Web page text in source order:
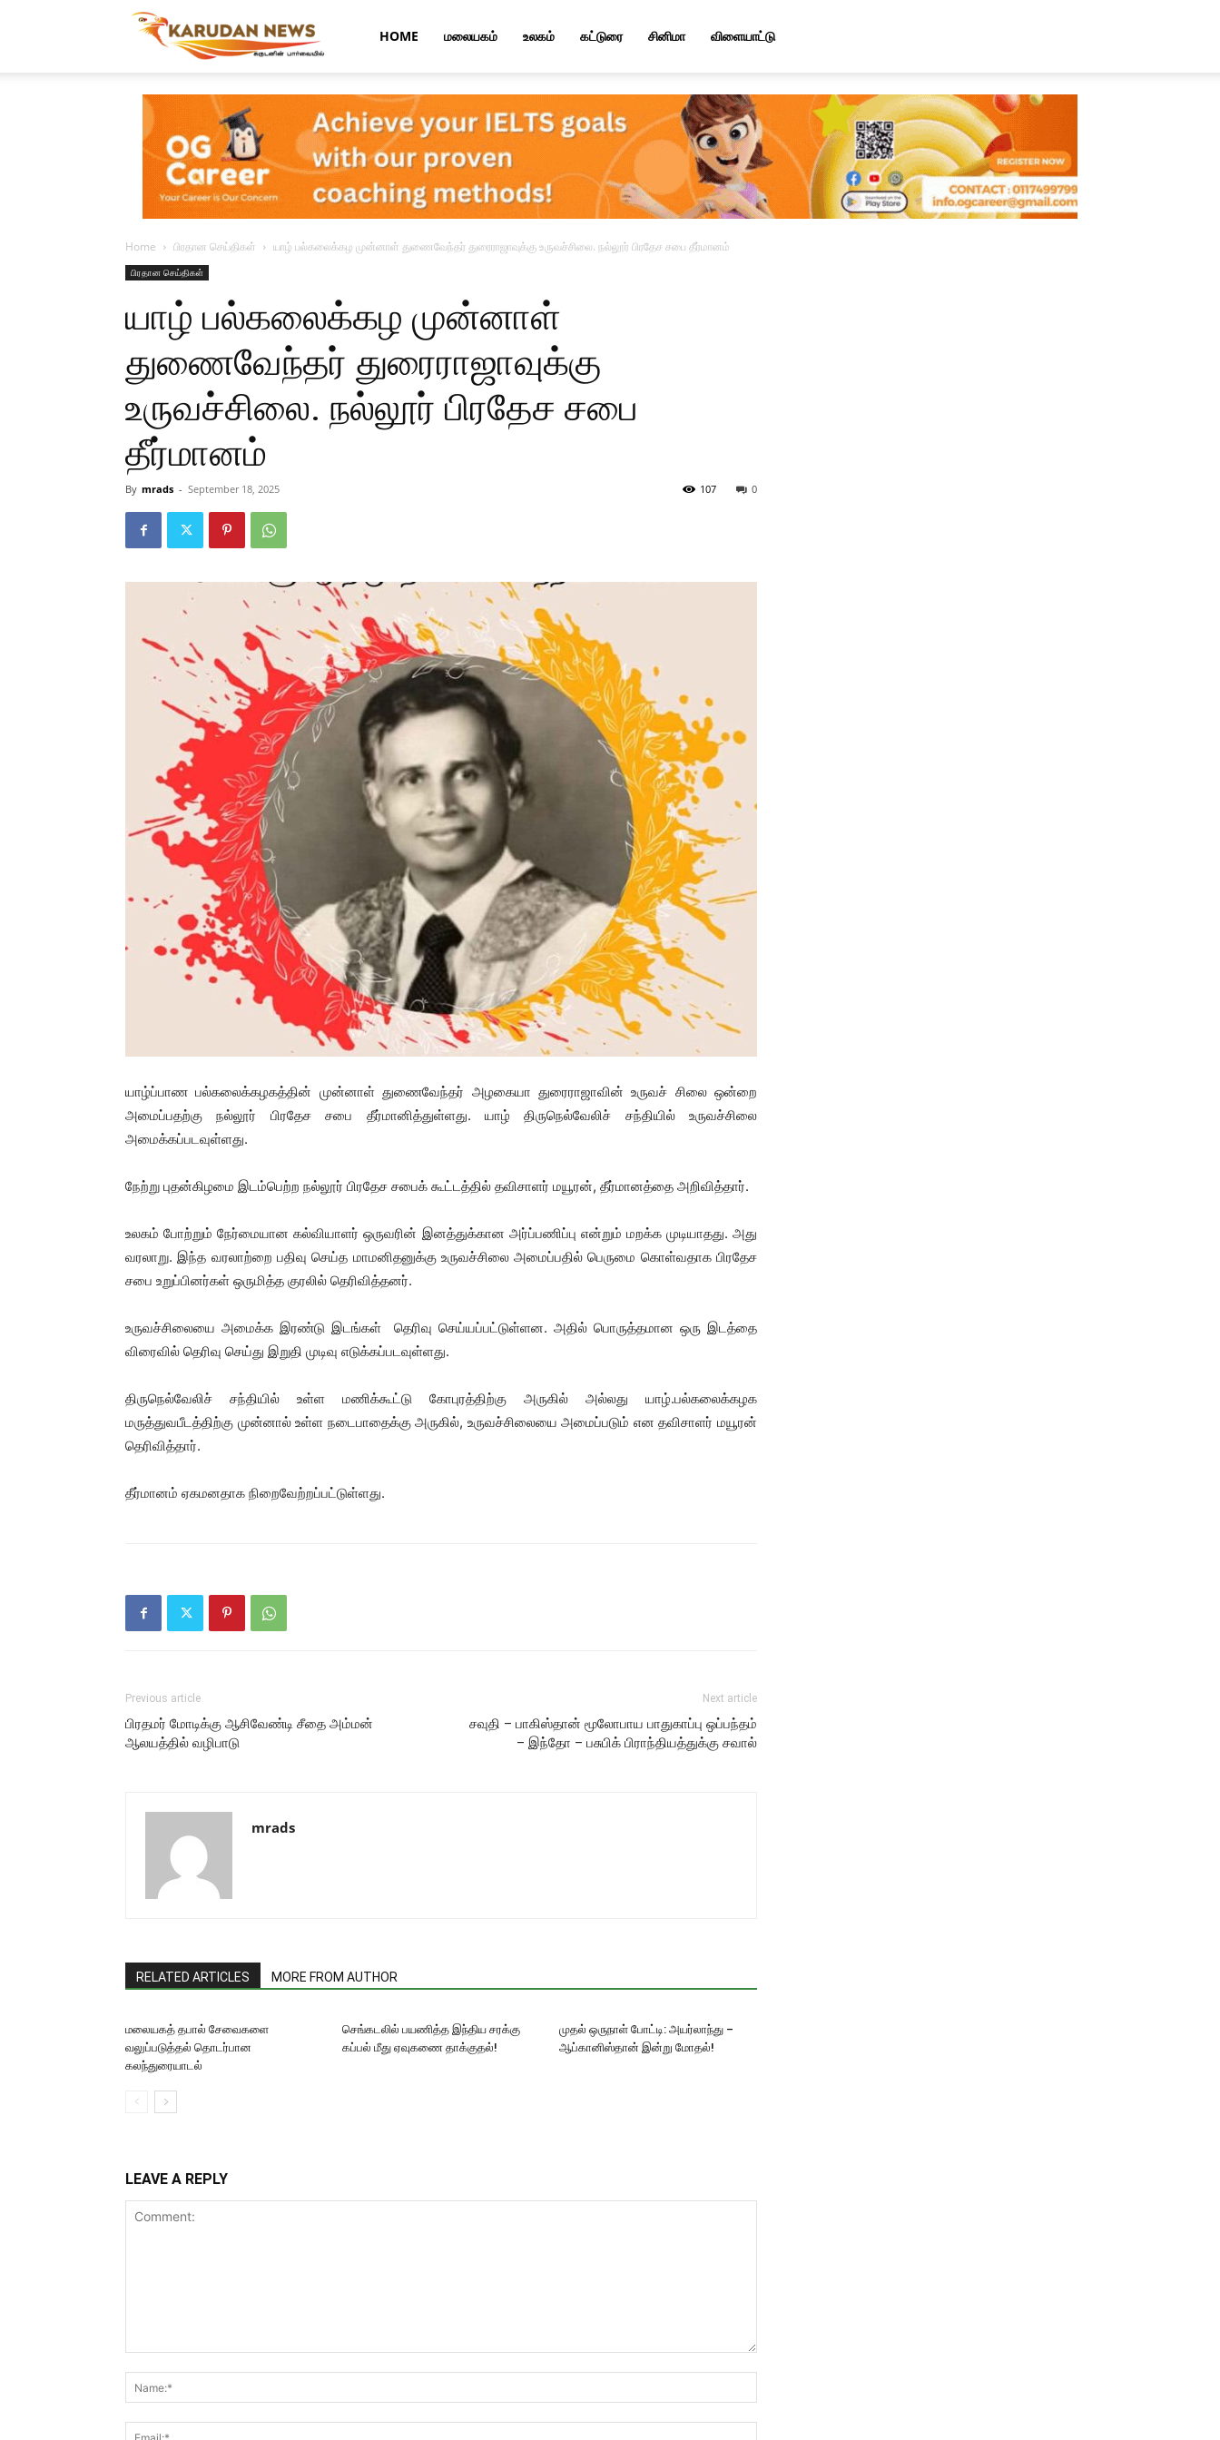
Karudan
News
HOME மலையகம் உலகம் கட்டுரை சினிமா விளையாட்டு
Home பிரதான செய்திகள் யாழ் பல்கலைக்கழ முன்னாள் துணைவேந்தர் துரைராஜாவுக்கு உருவச்சிலை. நல்லூர் பிரதேச சபை தீர்மானம்
பிரதான செய்திகள்
யாழ் பல்கலைக்கழ முன்னாள்
துணைவேந்தர் துரைராஜாவுக்கு
உருவச்சிலை. நல்லூர் பிரதேச சபை
தீர்மானம்
By mrads - September 18, 2025 0
107
யாழ்ப்பாண பல்கலைக்கழகத்தின் முன்னாள் துணைவேந்தர் அழகையா துரைராஜாவின் உருவச் சிலை ஒன்றை
அமைப்பதற்கு நல்லூர் பிரதேச சபை தீர்மானித்துள்ளது. யாழ் திருநெல்வேலிச் சந்தியில் உருவச்சிலை
அமைக்கப்படவுள்ளது.
நேற்று புதன்கிழமை இடம்பெற்ற நல்லூர் பிரதேச சபைக் கூட்டத்தில் தவிசாளர் மயூரன், தீர்மானத்தை அறிவித்தார்.
உலகம் போற்றும் நேர்மையான கல்வியாளர் ஒருவரின் இனத்துக்கான அர்ப்பணிப்பு என்றும் மறக்க முடியாதது. அது
வரலாறு. இந்த வரலாற்றை பதிவு செய்த மாமனிதனுக்கு உருவச்சிலை அமைப்பதில் பெருமை கொள்வதாக பிரதேச
சபை உறுப்பினர்கள் ஒருமித்த குரலில் தெரிவித்தனர்.
உருவச்சிலையை அமைக்க இரண்டு இடங்கள் தெரிவு செய்யப்பட்டுள்ளன. அதில் பொருத்தமான ஒரு இடத்தை
விரைவில் தெரிவு செய்து இறுதி முடிவு எடுக்கப்படவுள்ளது.
திருநெல்வேலிச் சந்தியில் உள்ள மணிக்கூட்டு கோபுரத்திற்கு அருகில் அல்லது யாழ்.பல்கலைக்கழக
மருத்துவபீடத்திற்கு முன்னால் உள்ள நடைபாதைக்கு அருகில், உருவச்சிலையை அமைப்படும் என தவிசாளர் மயூரன்
தெரிவித்தார்.
தீர்மானம் ஏகமனதாக நிறைவேற்றப்பட்டுள்ளது.
Previous article
பிரதமர் மோடிக்கு ஆசிவேண்டி சீதை அம்மன்
ஆலயத்தில் வழிபாடு
Next article
சவுதி – பாகிஸ்தான் மூலோபாய பாதுகாப்பு ஒப்பந்தம்
– இந்தோ – பசுபிக் பிராந்தியத்துக்கு சவால்
mrads
RELATED ARTICLES MORE FROM AUTHOR
மலையகத் தபால் சேவைகளை
வலுப்படுத்தல் தொடர்பான
கலந்துரையாடல்
செங்கடலில் பயணித்த இந்திய சரக்கு
கப்பல் மீது ஏவுகணை தாக்குதல்!
முதல் ஒருநாள் போட்டி: அயர்லாந்து –
ஆப்கானிஸ்தான் இன்று மோதல்!
LEAVE A REPLY